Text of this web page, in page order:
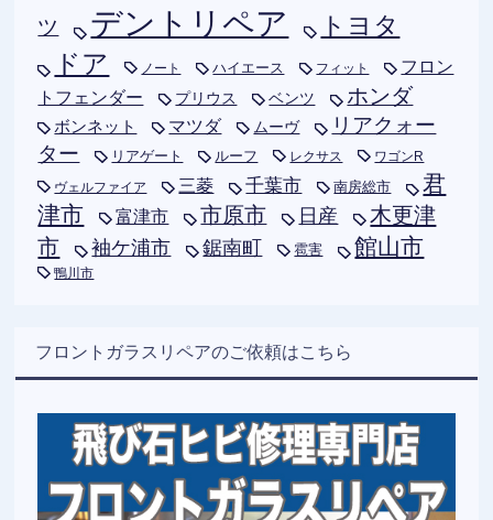
ツ
デントリペア
トヨタ
ドア
ノート ハイエース フィット
フロン
トフェンダー
プリウス ベンツ ホンダ
ボンネット マツダ ムーヴ
リアクォー
ター
リアゲート ルーフ レクサス ワゴンR
ヴェルファイア 三菱 千葉市 南房総市
君
津市
富津市 市原市 日産
木更津
市
袖ケ浦市 鋸南町 雹害 館山市
鴨川市
フロントガラスリペアのご依頼はこちら